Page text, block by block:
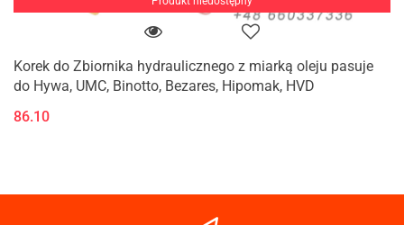
Korek do Zbiornika hydraulicznego z miarką oleju pasuje
do Hywa, UMC, Binotto, Bezares, Hipomak, HVD
86.10